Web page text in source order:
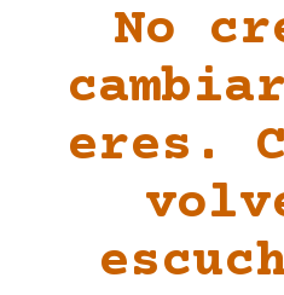
No
eres.